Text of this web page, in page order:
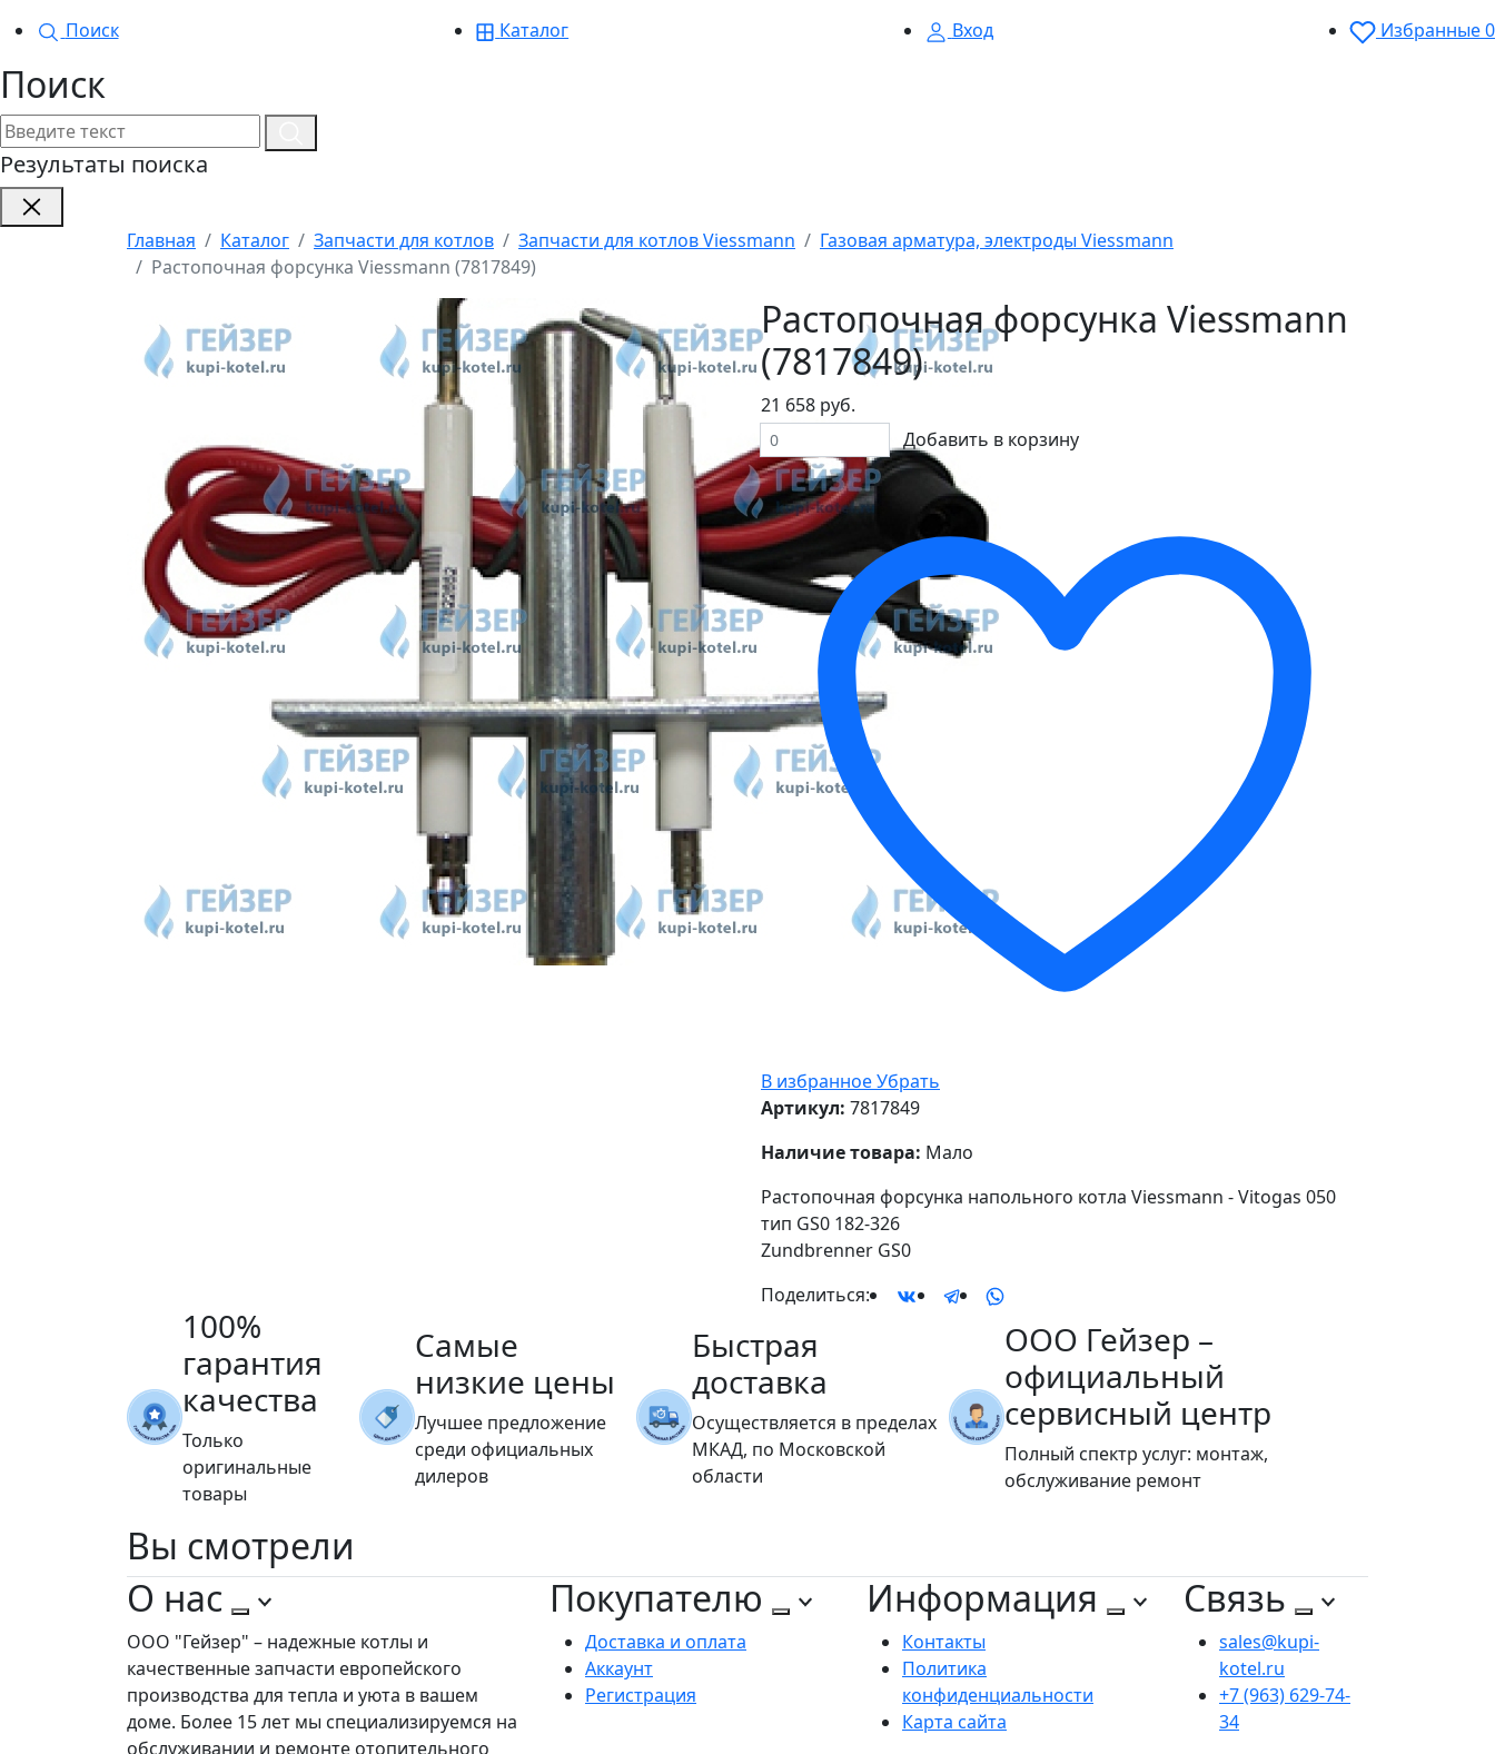
Поиск
Каталог Вход Избранные0
Поиск
Результаты поиска
Главная Каталог Запчасти для котлов Запчасти для котлов Viessmann
Газовая арматура, электроды Viessmann
Растопочная форсунка Viessmann (7817849)
Растопочная форсунка Viessmann
(7817849)
21 658 руб.
Добавить в корзину
В избранноеУбрать
Артикул: 7817849
Наличие товара: Мало
Растопочная форсунка напольного котла Viessmann - Vitogas 050
тип GS0 182-326
Zundbrenner GS0
Поделиться:
100%
гарантия
качества
Только
оригинальные
товары
Самые
низкие цены
Лучшее предложение
среди официальных
дилеров
Быстрая
доставка
Осуществляется в пределах
МКАД, по Московской
области
ООО Гейзер –
официальный
сервисный центр
Полный спектр услуг: монтаж,
обслуживание ремонт
Вы смотрели
О нас
ООО "Гейзер" – надежные котлы и
качественные запчасти европейского
производства для тепла и уюта в вашем
доме. Более 15 лет мы специализируемся на
обслуживании и ремонте отопительного
Покупателю
Доставка и оплата
Аккаунт
Регистрация
Информация
Контакты
Политика
конфиденциальности
Карта сайта
Связь
sales@kupi-
kotel.ru
+7 (963) 629-74-
34